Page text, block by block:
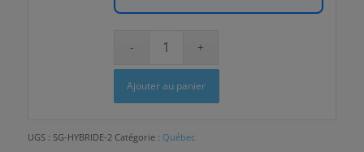
Ajouter au panier
UGS : SG-HYBRIDE-2 Catégorie : Québec